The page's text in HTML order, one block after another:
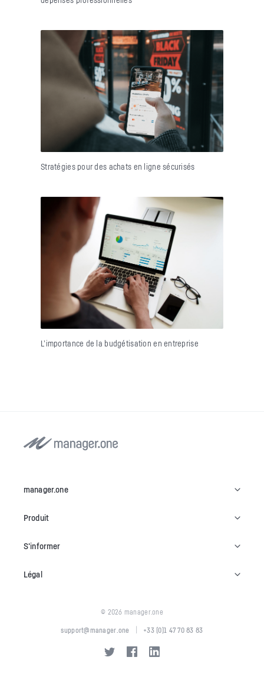
Stratégies pour des achats en ligne sécurisés
L’importance de la budgétisation en entreprise
manager.one
Produit
S'informer
Légal
© 2026 manager.one
support@manager.one +33 (0)1 47 70 83 83